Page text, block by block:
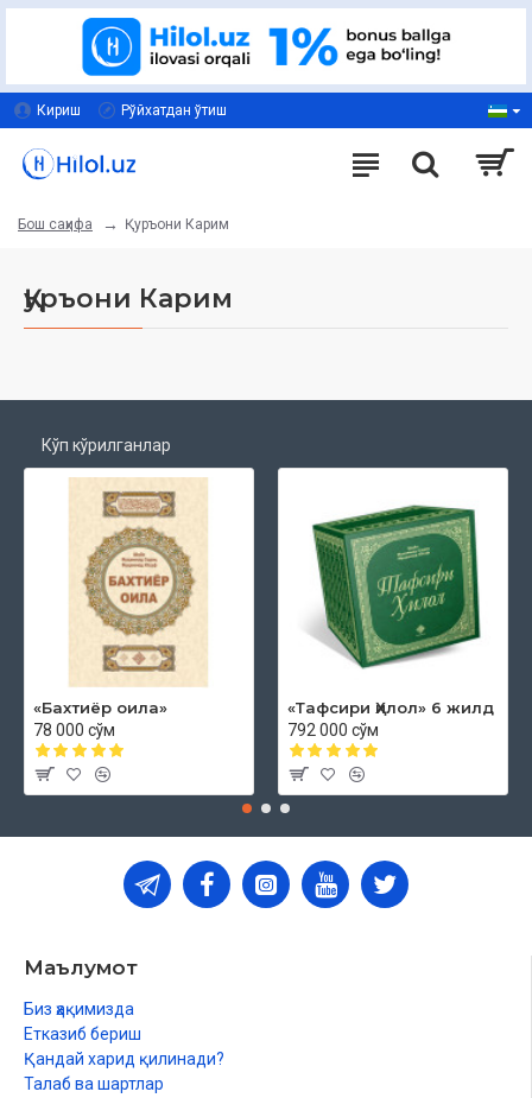
Кириш Рўйхатдан ўтиш
Бош саҳифа Қуръони Карим
Қуръони Карим
Кўп кўрилганлар
«Бахтиёр оила»
78 000 сўм
«Тафсири Ҳилол» 6 жилд
792 000 сўм
Маълумот
Биз ҳақимизда
Етказиб бериш
Қандай харид қилинади?
Талаб ва шартлар